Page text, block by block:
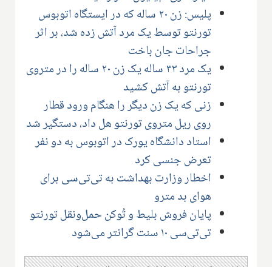
پلیس: زن ۲۰ ساله که در ایستگاه اتوبوس
تورنتو توسط یک مرد آتش زده شد، بر اثر
جراحات جان باخت
یک مرد ۳۳ ساله یک زن ۲۰ ساله را در متروی
تورنتو به آتش کشید
زنی که یک زن دیگر را هنگام ورود قطار
روی ریل متروی تورنتو هل داد، دستگیر شد
استاد دانشگاه یورک در اتوبوس به دو نفر
تعرض جنسی کرد
اخطار وزارت بهداشت به تی‌تی‌سی برای
هوای بد مترو
پایان فروش بلیط و تُوکن حمل‌ونقل تورنتو
تی‌تی‌سی‌ ۱۰ سنت گرانتر می‌شود